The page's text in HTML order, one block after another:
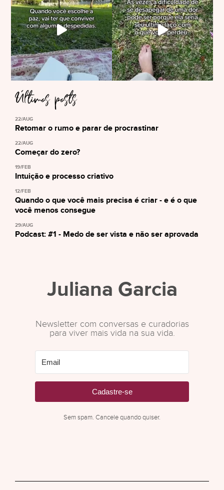
Últimos posts
22/AUG
Retomar o rumo e parar de procrastinar
22/AUG
Começar do zero?
19/FEB
Intuição e processo criativo
12/FEB
Quando o que você mais precisa é criar - e é o que
você menos consegue
29/AUG
Podcast: #1 - Medo de ser vista e não ser aprovada
Juliana Garcia
Newsletter com conversas e curadorias
para viver mais vida na sua vida.
Cadastre-se
Sem spam. Cancele quando quiser.